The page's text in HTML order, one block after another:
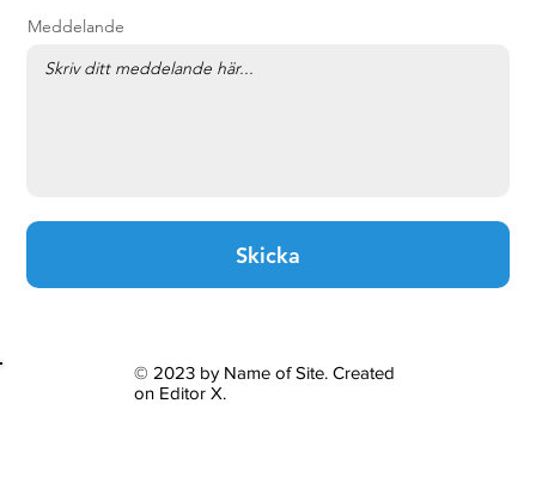
Meddelande
Skicka
© 2023 by Name of Site. Created
on Editor X.